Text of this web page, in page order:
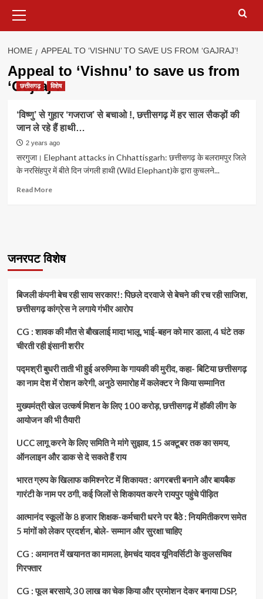
Menu
HOME APPEAL TO ‘VISHNU’ TO SAVE US FROM ‘GAJRAJ’!
Appeal to ‘Vishnu’ to save us from
‘Gajraj’!
छत्तीसगढ़ विशेष
‘विष्णु’ से गुहार ‘गजराज’ से बचाओ !, छत्तीसगढ़ में हर साल सैकड़ों की
जान ले रहे हैं हाथी…
2 years ago
सरगुजा। Elephant attacks in Chhattisgarh: छत्तीसगढ़ के बलरामपुर जिले
के नरसिंहपुर में बीते दिन जंगली हाथी (Wild Elephant)के द्वारा कुचलने...
Read MoreRead
‘गजराज’
से
!,
छत्तीसगढ़
में
साल
सैकड़ों
जान
ले
रहे
हैं
हाथी…
जनरपट विशेष
बिजली कंपनी बेच रही साय सरकार!: पिछले दरवाजे से बेचने की रच रही साजिश,
छत्तीसगढ़ कांग्रेस ने लगाये गंभीर आरोप
CG : शावक की मौत से बौखलाई मादा भालू, भाई-बहन को मार डाला, 4 घंटे तक
चीरती रही इंसानी शरीर
पद्मश्री बुधरी ताती भी हुई अरुणिमा के गायकी की मुरीद, कहा- बिटिया छत्तीसगढ़
का नाम देश में रोशन करेगी, अनुठे समारोह में कलेक्टर ने किया सम्मानित
मुख्यमंत्री खेल उत्कर्ष मिशन के लिए 100 करोड़, छत्तीसगढ़ में हॉकी लीग के
आयोजन की भी तैयारी
UCC लागू करने के लिए समिति ने मांगे सुझाव, 15 अक्टूबर तक का समय,
ऑनलाइन और डाक से दे सकते हैं राय
भारत ग्रुप के खिलाफ कमिश्नरेट में शिकायत : अगरबत्ती बनाने और बायबैक
गारंटी के नाम पर ठगी, कई जिलों से शिकायत करने रायपुर पहुंचे पीड़ित
आत्मानंद स्कूलों के 8 हजार शिक्षक-कर्मचारी धरने पर बैठे : नियमितीकरण समेत
5 मांगों को लेकर प्रदर्शन, बोले- सम्मान और सुरक्षा चाहिए
CG : अमानत में खयानत का मामला, हेमचंद यादव यूनिवर्सिटी के कुलसचिव
गिरफ्तार
CG : फूल बरसाये, 30 लाख का चेक किया और प्रमोशन देकर बनाया DSP,